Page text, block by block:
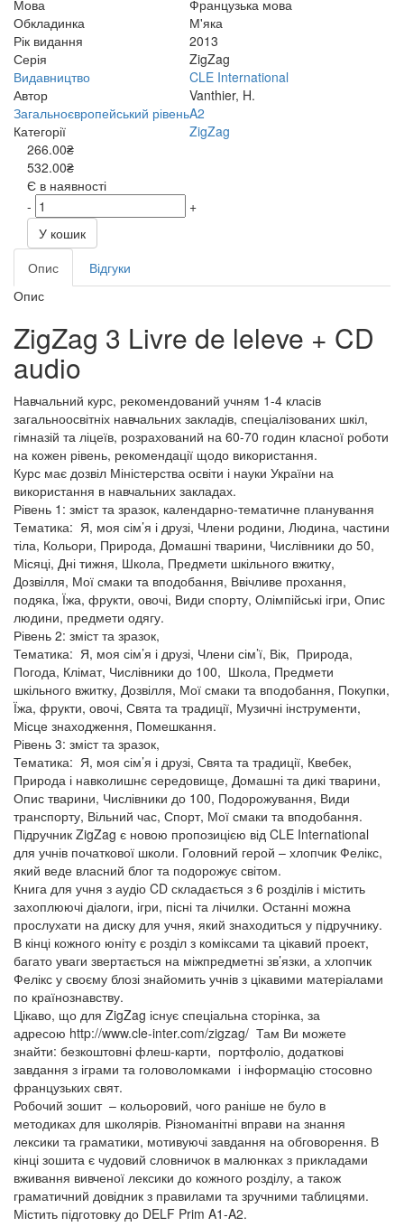
Мова
Французька мова
Обкладинка
М'яка
Рік видання
2013
Серія
ZigZag
Видавництво
CLE International
Автор
Vanthier, H.
Загальноєвропейський рівеньA2
Категорії
ZigZag
266.00₴
532.00₴
Є в наявності
-
+
У кошик
Опис
Відгуки
Опис
ZigZag 3 Livre de leleve + CD
audio
Навчальний курс, рекомендований учням 1-4 класів
загальноосвітніх навчальних закладів, спеціалізованих шкіл,
гімназій та ліцеїв, розрахований на 60-70 годин класної роботи
на кожен рівень, рекомендації щодо використання.
Курс має дозвіл Міністерства освіти і науки України на
використання в навчальних закладах.
Рівень 1: зміст та зразок, календарно-тематичне планування
Тематика: Я, моя сім’я і друзі, Члени родини, Людина, частини
тіла, Кольори, Природа, Домашні тварини, Числівники до 50,
Місяці, Дні тижня, Школа, Предмети шкільного вжитку,
Дозвілля, Мої смаки та вподобання, Ввічливе прохання,
подяка, Їжа, фрукти, овочі, Види спорту, Олімпійські ігри, Опис
людини, предмети одягу.
Рівень 2: зміст та зразок,
Тематика: Я, моя сім’я і друзі, Члени сім’ї, Вік, Природа,
Погода, Клімат, Числівники до 100, Школа, Предмети
шкільного вжитку, Дозвілля, Мої смаки та вподобання, Покупки,
Їжа, фрукти, овочі, Свята та традиції, Музичні інструменти,
Місце знаходження, Помешкання.
Рівень 3: зміст та зразок,
Тематика: Я, моя сім’я і друзі, Свята та традиції, Квебек,
Природа і навколишнє середовище, Домашні та дикі тварини,
Опис тварини, Числівники до 100, Подорожування, Види
транспорту, Вільний час, Спорт, Мої смаки та вподобання.
Підручник ZigZag є новою пропозицією від CLE International
для учнів початкової школи. Головний герой – хлопчик Фелікс,
який веде власний блог та подорожує світом.
Книга для учня з аудіо CD складається з 6 розділів і містить
захоплюючі діалоги, ігри, пісні та лічилки. Останні можна
прослухати на диску для учня, який знаходиться у підручнику.
В кінці кожного юніту є розділ з коміксами та цікавий проект,
багато уваги звертається на міжпредметні зв’язки, а хлопчик
Фелікс у своєму блозі знайомить учнів з цікавими матеріалами
по країнознавству.
Цікаво, що для ZigZag існує спеціальна сторінка, за
адресою http://www.cle-inter.com/zigzag/ Там Ви можете
знайти: безкоштовні флеш-карти, портфоліо, додаткові
завдання з іграми та головоломками і інформацію стосовно
французьких свят.
Робочий зошит – кольоровий, чого раніше не було в
методиках для школярів. Різноманітні вправи на знання
лексики та граматики, мотивуючі завдання на обговорення. В
кінці зошита є чудовий словничок в малюнках з прикладами
вживання вивченої лексики до кожного розділу, а також
граматичний довідник з правилами та зручними таблицями.
Містить підготовку до DELF Prim A1-A2.